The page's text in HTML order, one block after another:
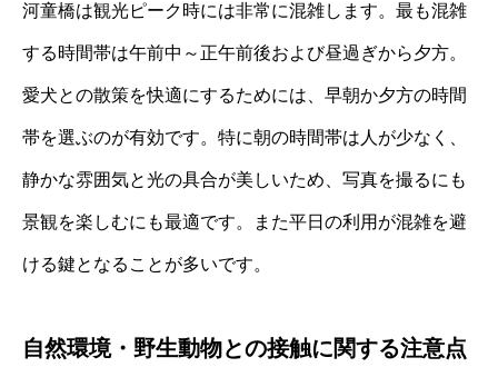
河童橋は観光ピーク時には非常に混雑します。最も混雑
する時間帯は午前中～正午前後および昼過ぎから夕方。
愛犬との散策を快適にするためには、早朝か夕方の時間
帯を選ぶのが有効です。特に朝の時間帯は人が少なく、
静かな雰囲気と光の具合が美しいため、写真を撮るにも
景観を楽しむにも最適です。また平日の利用が混雑を避
ける鍵となることが多いです。
自然環境・野生動物との接触に関する注意点